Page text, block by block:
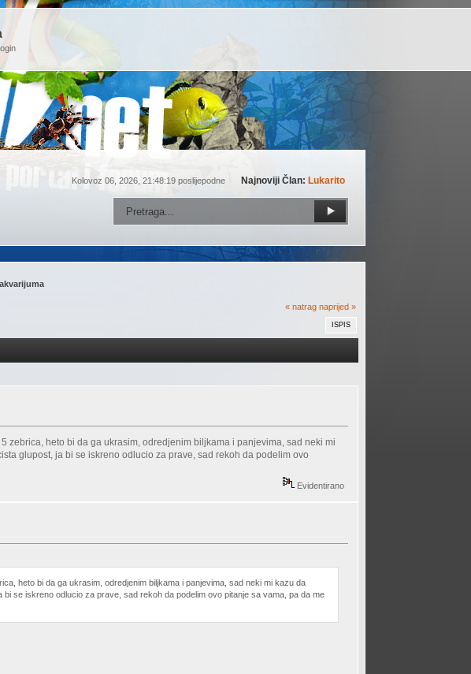
Kolovoz 06, 2026, 21:48:19 poslijepodne Najnoviji Član: Lukarito
« natrag naprijed »
ISPIS
zebrica, heto bi da ga ukrasim, odredjenim biljkama i panjevima, sad neki mi
glupost, ja bi se iskreno odlucio za prave, sad rekoh da podelim ovo
Evidentirano
heto bi da ga ukrasim, odredjenim biljkama i panjevima, sad neki mi kazu da
se iskreno odlucio za prave, sad rekoh da podelim ovo pitanje sa vama, pa da me